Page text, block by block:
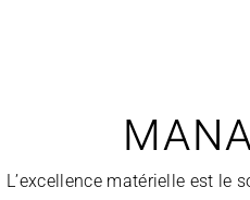
L’excellence matérielle est le